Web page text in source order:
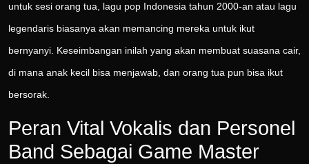
untuk sesi orang tua, lagu pop Indonesia tahun 2000-an atau lagu
legendaris biasanya akan memancing mereka untuk ikut
bernyanyi. Keseimbangan inilah yang akan membuat suasana cair,
di mana anak kecil bisa menjawab, dan orang tua pun bisa ikut
bersorak.
Peran Vital Vokalis dan Personel
Band Sebagai Game Master